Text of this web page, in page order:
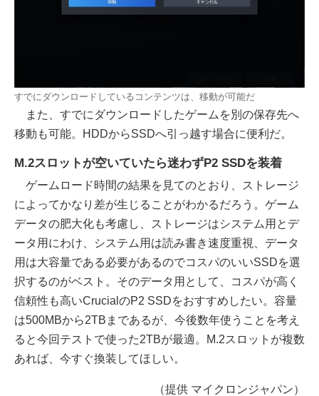
すでにダウンロードしているコンテンツは、移動が可能だ
また、すでにダウンロードしたゲームを別の保存先へ
移動も可能。HDDからSSDへ引っ越す場合に便利だ。
M.2スロットが空いていたら迷わずP2 SSDを装着
ゲームロード時間の結果を見てのとおり、ストレージ
によってかなり差が生じることがわかるだろう。ゲーム
データの肥大化も考慮し、ストレージはシステム用とデ
ータ用にわけ、システム用は読み書き速度重視、データ
用は大容量である必要があるのでコスパのいいSSDを選
択するのがベスト。そのデータ用として、コスパが高く
信頼性も高いCrucialのP2 SSDをおすすめしたい。容量
は500MBから2TBまであるが、今後数年使うことを考え
ると今回テストで使った2TBが最適。M.2スロットが複数
あれば、今すぐ換装してほしい。
（提供 マイクロンジャパン）